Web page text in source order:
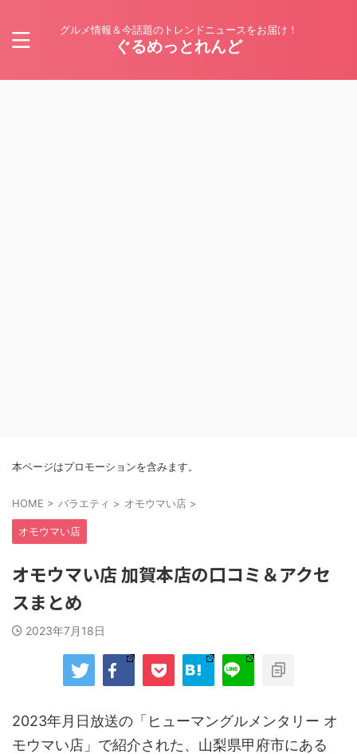
グルメ情報＆今話題のトレンドニュースをお届け！
ぐるめっとれんど
本ページはプロモーションを含みます。
HOME > バラエティ > オモウマい店 >
オモウマい店
オモウマい店 加賀本店の口コミ＆アクセ
スまとめ
2023年7月18日
2023年月日放送の「ヒューマングルメンタリー オ
モウマい店」で紹介された、山梨県甲府市にある